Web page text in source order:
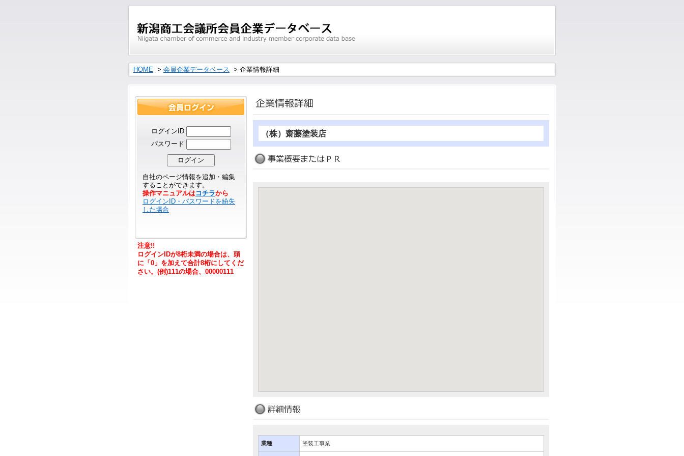
HOME > 会員企業データベース > 企業情報詳細
ログインID
パスワード
自社のページ情報を追加・編集
することができます。
操作マニュアルはコチラから
ログインID・パスワードを紛失
した場合
注意!!
ログインIDが8桁未満の場合は、頭
に「0」を加えて合計8桁にしてくだ
さい。(例)111の場合、00000111
（株）齋藤塗装店
業種 塗装工事業